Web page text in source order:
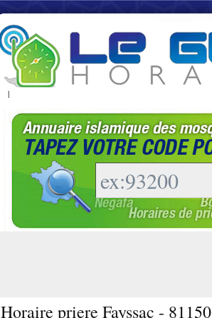
|
Horaire priere Fayssac - 81150